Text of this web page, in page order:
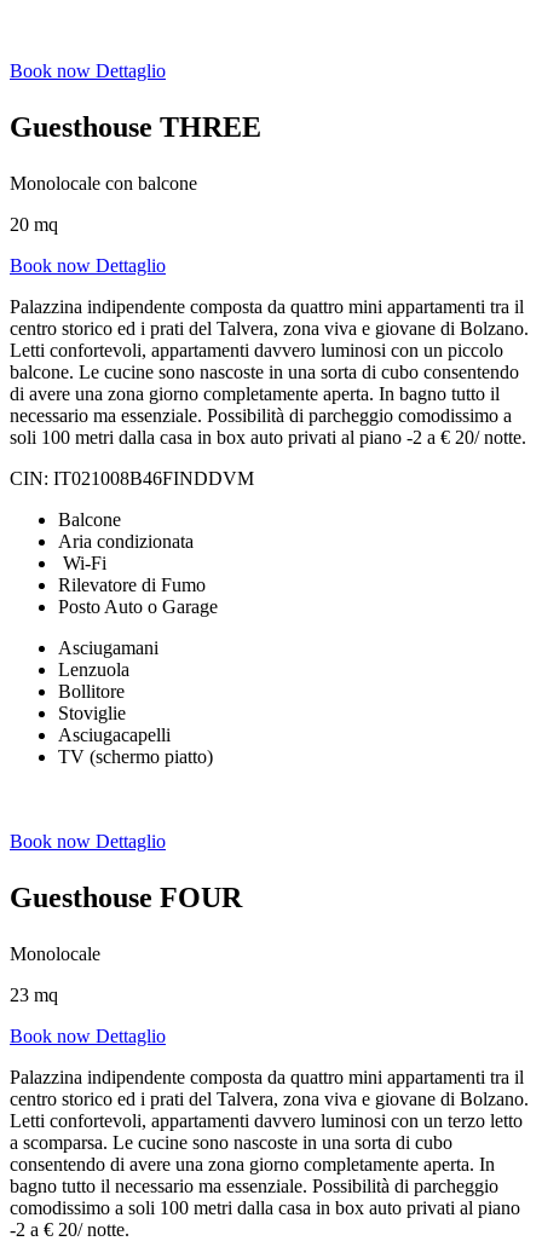
Book now Dettaglio
Guesthouse THREE
Monolocale con balcone
20 mq
Book now Dettaglio
Palazzina indipendente composta da quattro mini appartamenti tra il
centro storico ed i prati del Talvera, zona viva e giovane di Bolzano.
Letti confortevoli, appartamenti davvero luminosi con un piccolo
balcone. Le cucine sono nascoste in una sorta di cubo consentendo
di avere una zona giorno completamente aperta. In bagno tutto il
necessario ma essenziale. Possibilità di parcheggio comodissimo a
soli 100 metri dalla casa in box auto privati al piano -2 a € 20/ notte.
CIN: IT021008B46FINDDVM
Balcone
Aria condizionata
Wi-Fi
Rilevatore di Fumo
Posto Auto o Garage
Asciugamani
Lenzuola
Bollitore
Stoviglie
Asciugacapelli
TV (schermo piatto)
Book now Dettaglio
Guesthouse FOUR
Monolocale
23 mq
Book now Dettaglio
Palazzina indipendente composta da quattro mini appartamenti tra il
centro storico ed i prati del Talvera, zona viva e giovane di Bolzano.
Letti confortevoli, appartamenti davvero luminosi con un terzo letto
a scomparsa. Le cucine sono nascoste in una sorta di cubo
consentendo di avere una zona giorno completamente aperta. In
bagno tutto il necessario ma essenziale. Possibilità di parcheggio
comodissimo a soli 100 metri dalla casa in box auto privati al piano
-2 a € 20/ notte.